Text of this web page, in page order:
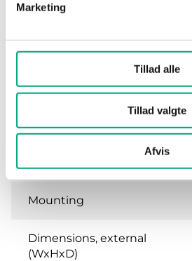
Marketing
Tillad alle
Tillad valgte
Afvis
Specifications
Specifications for
Mounting
Dimensions, external
(WxHxD)